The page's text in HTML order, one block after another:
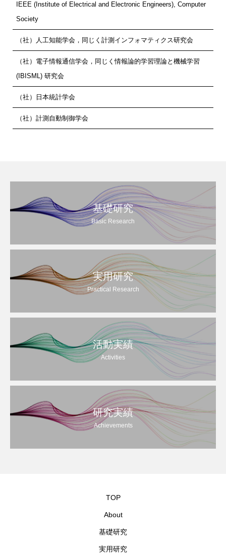
IEEE (Institute of Electrical and Electronic Engineers), Computer
Society
（社）人工知能学会，同じく計測インフォマティクス研究会
（社）電子情報通信学会，同じく情報論的学習理論と機械学習
(IBISML) 研究会
（社）日本統計学会
（社）計測自動制御学会
基礎研究
Basic Research
実用研究
Practical Research
活動実績
Activities
研究実績
Achievements
TOP
About
基礎研究
実用研究